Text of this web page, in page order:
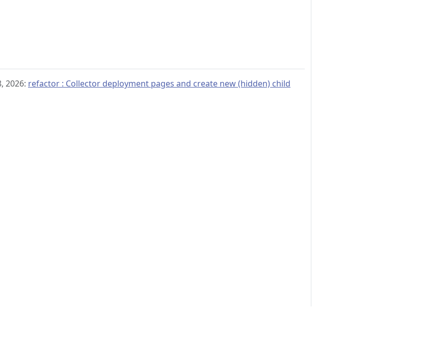
2026: refactor : Collector deployment pages and create new (hidden) child